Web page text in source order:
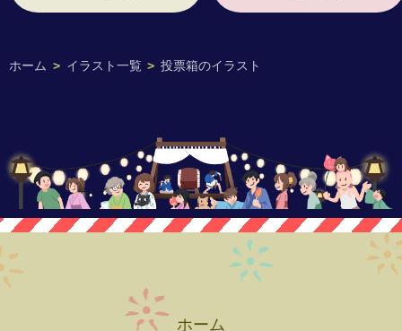
ホーム > イラスト一覧 > 投票箱のイラスト
ホーム